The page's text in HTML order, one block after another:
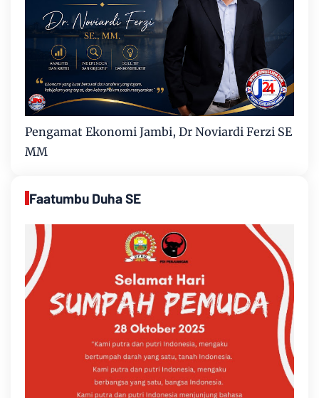
Pengamat Ekonomi Jambi, Dr Noviardi Ferzi SE
MM
Faatumbu Duha SE